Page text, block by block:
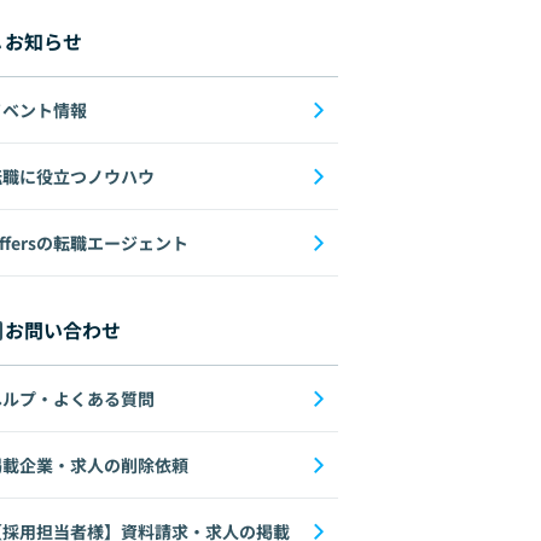
お知らせ
ント情報
に役立つノウハウ
の転職エージェント
お問い合わせ
プ・よくある質問
企業・求人の削除依頼
用担当者様】資料請求・求人の掲載